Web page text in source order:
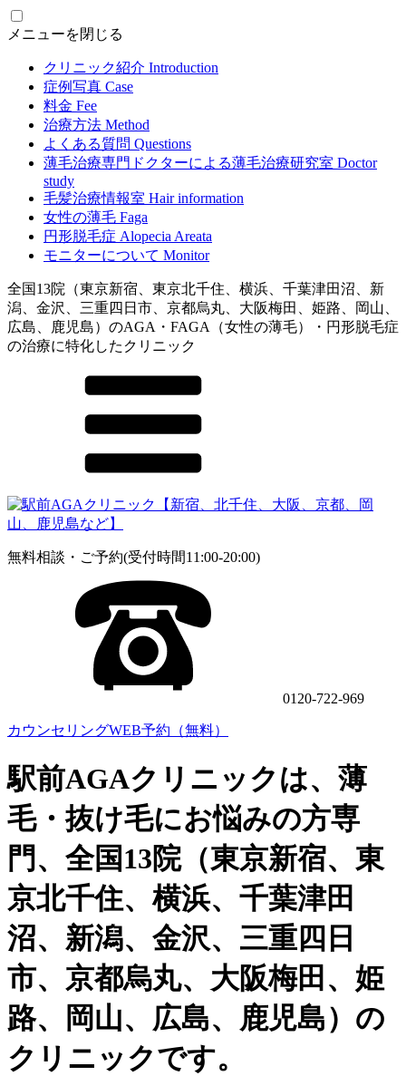
メニューを閉じる
クリニック紹介 Introduction
症例写真 Case
料金 Fee
治療方法 Method
よくある質問 Questions
薄毛治療専門ドクターによる薄毛治療研究室 Doctor
study
毛髪治療情報室 Hair information
女性の薄毛 Faga
円形脱毛症 Alopecia Areata
モニターについて Monitor
全国13院（東京新宿、東京北千住、横浜、千葉津田沼、新
潟、金沢、三重四日市、京都烏丸、大阪梅田、姫路、岡山、
広島、鹿児島）のAGA・FAGA（女性の薄毛）・円形脱毛症
の治療に特化したクリニック
無料相談・ご予約(受付時間11:00-20:00)
0120-722-969
カウンセリングWEB予約（無料）
駅前AGAクリニックは、薄
毛・抜け毛にお悩みの方専
門、全国13院（東京新宿、東
京北千住、横浜、千葉津田
沼、新潟、金沢、三重四日
市、京都烏丸、大阪梅田、姫
路、岡山、広島、鹿児島）の
クリニックです。